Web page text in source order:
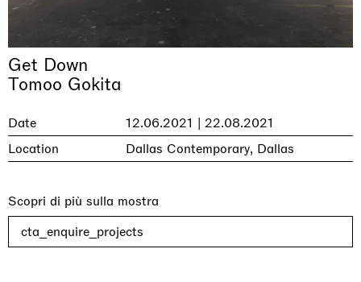
Get Down
Tomoo Gokita
Date
12.06.2021 | 22.08.2021
Location
Dallas Contemporary, Dallas
Scopri di più sulla mostra
cta_enquire_projects